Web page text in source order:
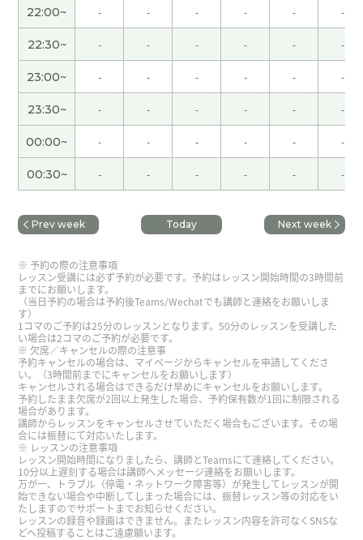
的教导。
( 男性 )
謝謝老師‼( 20代 男性 )
謝謝老師‼ ( 20代 男性 )
謝謝老師！
謝謝老師！( 20代 男性 )
ありがとうございました いつも親切で感謝です(
50代 男性 )
謝謝老師！( 20代 男性 )
非常感谢您！アドバイスいただきありがとうござ
いました！( 50代 男性 )
谢谢你。我喜欢欣赏到盛开的樱花。找到新的樱花
步道也很开心。下次见！( 50代 男性 )
謝謝老師！( 20代 男性 )
謝謝老師！不好意思今天的課。( 20代 男性 )
22:00~ - - - - - -
22:30~ - - - - - -
23:00~ - - - - - -
23:30~ - - - - - -
00:00~ - - - - - -
00:30~ - - - - - -
Prev week Today Next week
予約の際の注意事項
レッスン受講には必ず予約が必要です。予約はレッスン開始時間の3時間前
までにお願いします。
（当日予約の場合は予約後Teams/Wechatでも講師と連絡をお願いしま
す）
1コマのご予約は25分のレッスンとなります。50分のレッスンを受講した
い場合は2コマのご予約が必要です。
欠席／キャンセルの際の注意事
予約キャンセルの場合は、マイページからキャンセルを申請してくださ
い。（3時間前までにキャンセルをお願いします）
キャンセルされる場合はできるだけ早めにキャンセルをお願いします。
予約したまま欠席が2回以上発生した場合、予約保有数が1回に制限される
場合があります。
講師からレッスンをキャンセルさせていただく場合もございます。その場
合には振替にて対応いたします。
レッスンの注意事項
レッスン開始時間になりましたら、講師とTeamsにて連絡してください。
10分以上遅刻する場合は講師へメッセージ連絡をお願いします。
万が一、トラブル（停電・ネットワーク障害等）が発生してレッスンが開
始できない場合や中断してしまった場合には、振替レッスン等の対応をい
たしますのでサポートまでお知らせください。
レッスンの録音や録画はできません。またレッスン内容を許可なくSNSな
どへ投稿することはご遠慮願います。